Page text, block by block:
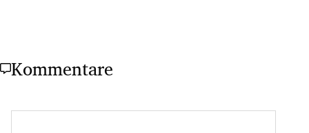
Kommentare